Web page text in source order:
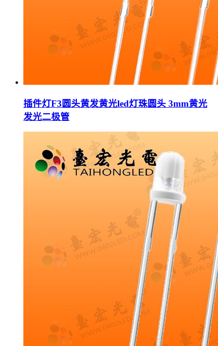
插件灯F3圆头黄发黄光led灯珠圆头 3mm黄光
发光二极管